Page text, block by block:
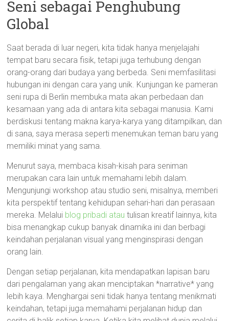
Seni sebagai Penghubung
Global
Saat berada di luar negeri, kita tidak hanya menjelajahi
tempat baru secara fisik, tetapi juga terhubung dengan
orang-orang dari budaya yang berbeda. Seni memfasilitasi
hubungan ini dengan cara yang unik. Kunjungan ke pameran
seni rupa di Berlin membuka mata akan perbedaan dan
kesamaan yang ada di antara kita sebagai manusia. Kami
berdiskusi tentang makna karya-karya yang ditampilkan, dan
di sana, saya merasa seperti menemukan teman baru yang
memiliki minat yang sama.
Menurut saya, membaca kisah-kisah para seniman
merupakan cara lain untuk memahami lebih dalam.
Mengunjungi workshop atau studio seni, misalnya, memberi
kita perspektif tentang kehidupan sehari-hari dan perasaan
mereka. Melalui blog pribadi atau tulisan kreatif lainnya, kita
bisa menangkap cukup banyak dinamika ini dan berbagi
keindahan perjalanan visual yang menginspirasi dengan
orang lain.
Dengan setiap perjalanan, kita mendapatkan lapisan baru
dari pengalaman yang akan menciptakan *narrative* yang
lebih kaya. Menghargai seni tidak hanya tentang menikmati
keindahan, tetapi juga memahami perjalanan hidup dan